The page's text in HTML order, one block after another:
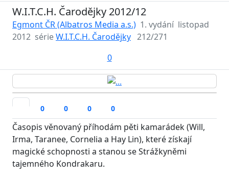
W.I.T.C.H. Čarodějky 2012/12
Egmont ČR (Albatros Media a.s.) 1. vydání listopad
2012 sérieW.I.T.C.H. Čarodějky 212/271
0
0 0 0 0
Časopis věnovaný příhodám pěti kamarádek (Will,
Irma, Taranee, Cornelia a Hay Lin), které získají
magické schopnosti a stanou se Strážkyněmi
tajemného Kondrakaru.